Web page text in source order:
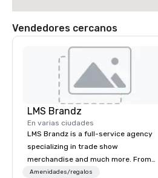
Vendedores cercanos
LMS Brandz
En varias ciudades
LMS Brandz is a full-service agency
specializing in trade show
merchandise and much more. From
booth giveaways and branded apparel
Amenidades/regalos